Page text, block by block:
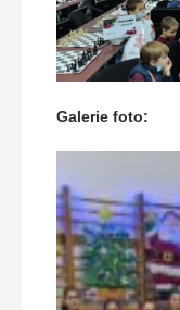
Galerie foto: